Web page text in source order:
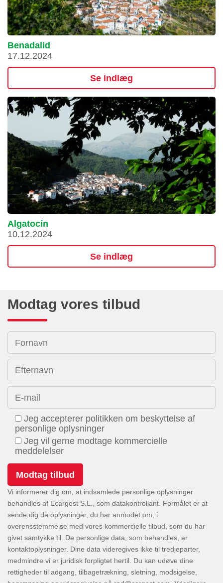
Benadalid
17.12.2024
Se indlæg
Algatocín
10.12.2024
Se indlæg
Modtag vores tilbud
Fornavn
Efternavn
E-mail
Jeg accepterer politikken om beskyttelse af
personlige oplysninger
Jeg vil gerne modtage kommercielle
meddelelser
Vi informerer dig om, at indsamlede personlige oplysninger
behandles af Ecargest S.L., som datakontrollant. Formålet er at
sende dig de oplysninger, du har anmodet om, i
overensstemmelse med vores kommercielle tilbud, som du har
givet samtykke til. De personlige data, som behandles, er
kontaktoplysninger. Dine data videregives ikke til tredjeparter,
medmindre vi er juridisk forpligtet hertil. Du kan udøve dine
rettigheder til adgang, tilbagetrækning, sletning, modsigelse,